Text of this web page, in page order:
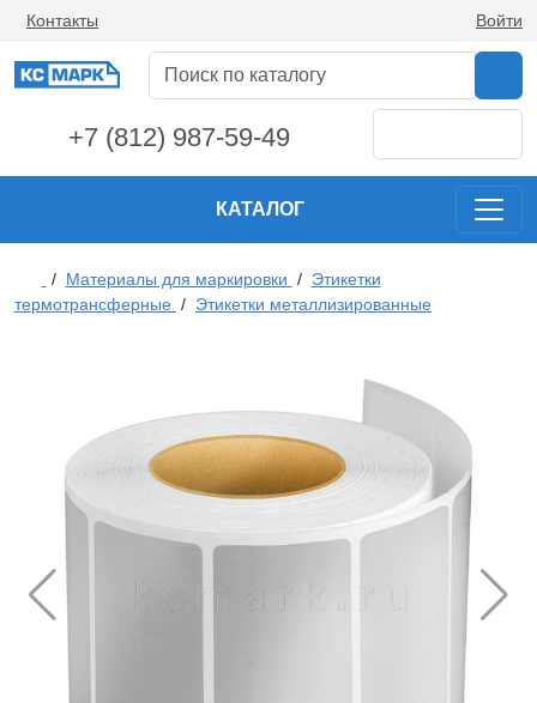
Контакты Войти
+7 (812) 987-59-49
КАТАЛОГ
/ Материалы для маркировки / Этикетки
термотрансферные / Этикетки металлизированные